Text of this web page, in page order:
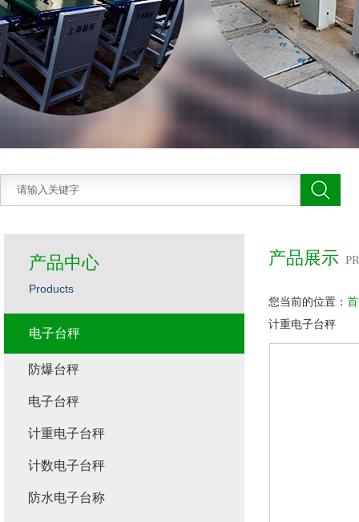
产品展示
您当前的位置：
计重电子台秤
产品中心
Products
电子台秤
防爆台秤
电子台秤
计重电子台秤
计数电子台秤
防水电子台称